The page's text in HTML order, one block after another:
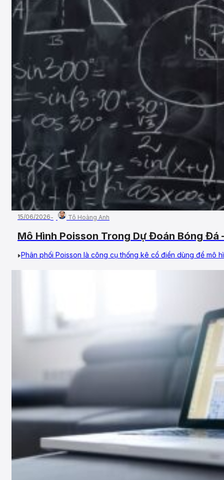
15/06/2026 Tô Hoàng Anh
Mô Hình Poisson Trong Dự Đoán Bóng
Phân phối Poisson là công cụ thống kê cổ điển dùng để mô